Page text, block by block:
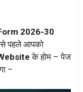
2026-30
पहले आपको
के होम – पेज
–